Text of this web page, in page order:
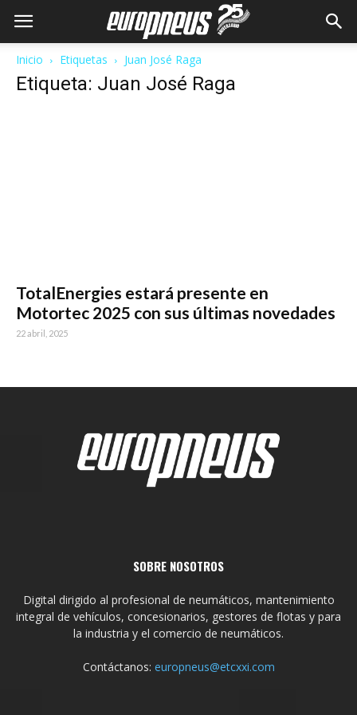
Inicio Etiquetas Juan José Raga
Etiqueta: Juan José Raga
TotalEnergies estará presente en
Motortec 2025 con sus últimas novedades
22 abril, 2025
SOBRE NOSOTROS
Digital dirigido al profesional de neumáticos, mantenimiento
integral de vehículos, concesionarios, gestores de flotas y para
la industria y el comercio de neumáticos.
Contáctanos: europneus@etcxxi.com